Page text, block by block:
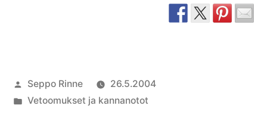
kirkolle
Artikkelin
julkaisija
Seppo Rinne
26.5.2004
Julkaistu
Vetoomukset ja kannanotot